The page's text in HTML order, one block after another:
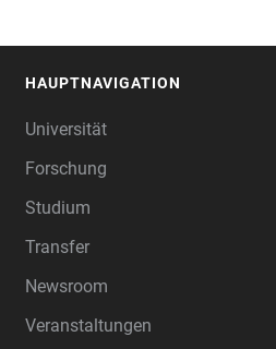
HAUPTNAVIGATION
Universität
Forschung
Studium
Transfer
Newsroom
Veranstaltungen